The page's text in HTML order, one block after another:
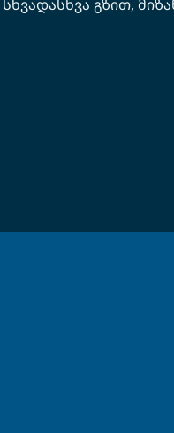
გზით,